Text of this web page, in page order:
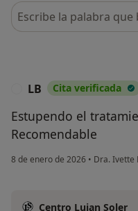
Busca en opiniones
LB Cita verificada
Estupendo el
Recomendable
8 de enero de 2026 • Dra. Ivette
Centro Lujan Soler